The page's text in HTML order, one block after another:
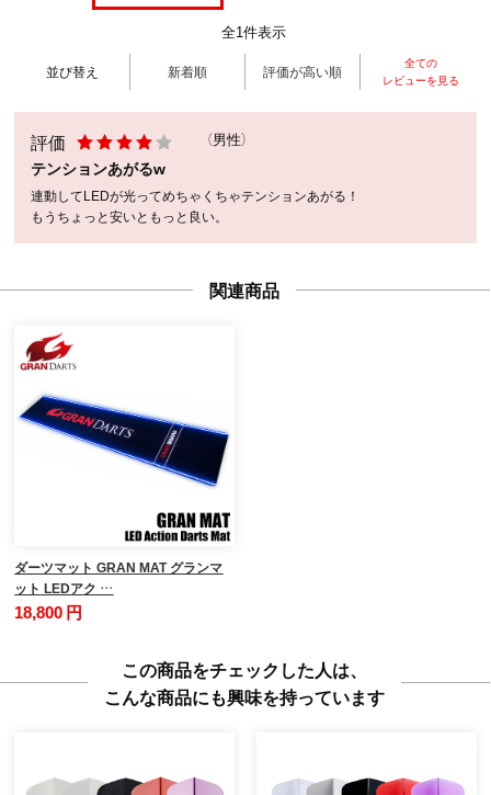
全1件表示
並び替え 新着順 評価が高い順
全ての
レビューを見る
評価 （男性）
テンションあがるw
連動してLEDが光ってめちゃくちゃテンションあがる！
もうちょっと安いともっと良い。
関連商品
ダーツマット GRAN MAT グランマ
ット LEDアク …
18,800 円
この商品をチェックした人は、
こんな商品にも興味を持っています